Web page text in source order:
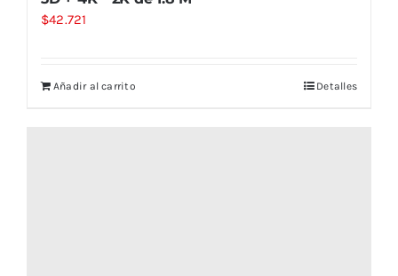
$42.721
Añadir al carrito Detalles